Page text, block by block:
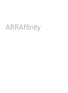
ARRAffinity